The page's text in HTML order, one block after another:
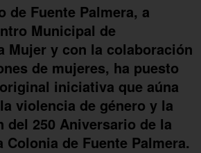
de Fuente Palmera, a
Municipal de
Mujer y con la colaboración
de mujeres, ha puesto
iniciativa que aúna
violencia de género y la
del 250 Aniversario de la
de Fuente Palmera.